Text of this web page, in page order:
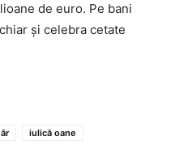
de euro. Pe bani
şi celebra cetate
iulică oane